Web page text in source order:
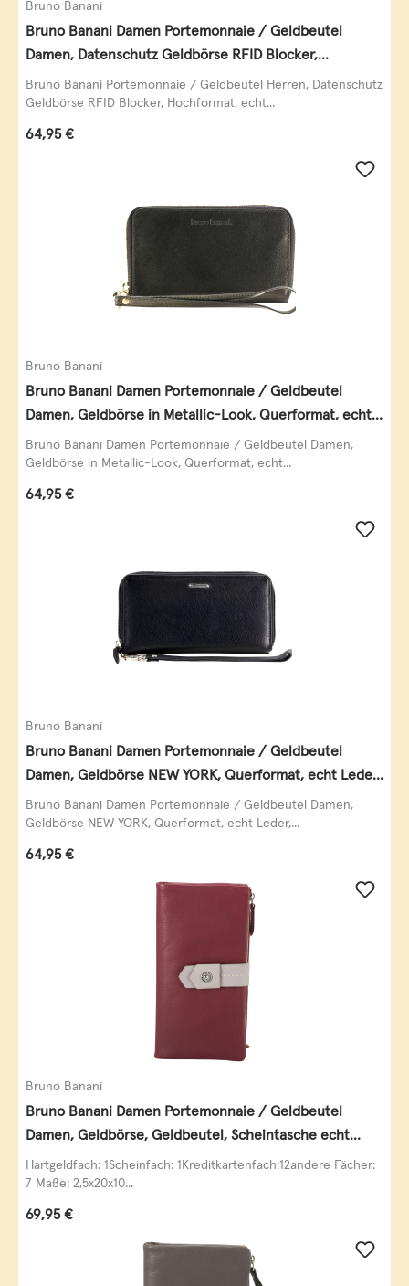
Bruno Banani
Bruno Banani Damen Portemonnaie / Geldbeutel
Damen, Datenschutz Geldbörse RFID Blocker,
Querformat, echt Leder, taupe
Bruno Banani Portemonnaie / Geldbeutel Herren, Datenschutz
Geldbörse RFID Blocker, Hochformat, echt...
Regulärer Preis:
64,95 €
Bruno Banani
Bruno Banani Damen Portemonnaie / Geldbeutel
Damen, Geldbörse in Metallic-Look, Querformat, echt
Leder, schwarz-gold
Bruno Banani Damen Portemonnaie / Geldbeutel Damen,
Geldbörse in Metallic-Look, Querformat, echt...
Regulärer Preis:
64,95 €
Bruno Banani
Bruno Banani Damen Portemonnaie / Geldbeutel
Damen, Geldbörse NEW YORK, Querformat, echt Leder,
schwarz
Bruno Banani Damen Portemonnaie / Geldbeutel Damen,
Geldbörse NEW YORK, Querformat, echt Leder,...
Regulärer Preis:
64,95 €
Bruno Banani
Bruno Banani Damen Portemonnaie / Geldbeutel
Damen, Geldbörse, Geldbeutel, Scheintasche echt
Leder
Hartgeldfach: 1Scheinfach: 1Kreditkartenfach:12andere Fächer:
7 Maße: 2,5x20x10...
Regulärer Preis:
69,95 €